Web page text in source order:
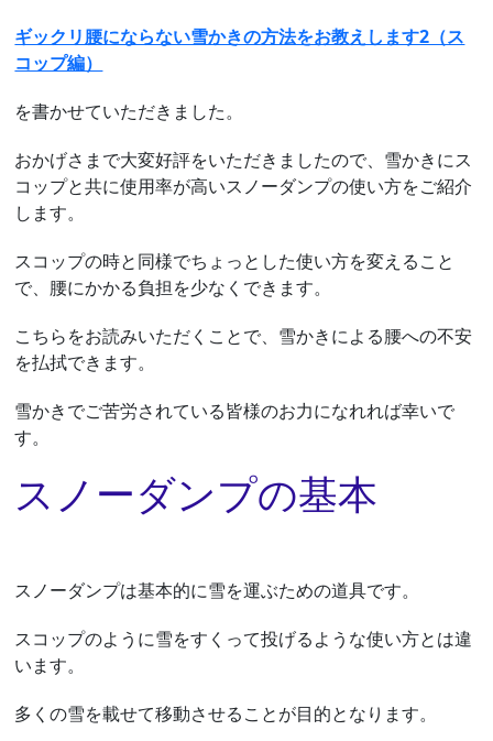
ギックリ腰にならない雪かきの方法をお教えします2（ス
コップ編）
を書かせていただきました。
おかげさまで大変好評をいただきましたので、雪かきにス
コップと共に使用率が高いスノーダンプの使い方をご紹介
します。
スコップの時と同様でちょっとした使い方を変えること
で、腰にかかる負担を少なくできます。
こちらをお読みいただくことで、雪かきによる腰への不安
を払拭できます。
雪かきでご苦労されている皆様のお力になれれば幸いで
す。
スノーダンプの基本
スノーダンプは基本的に雪を運ぶための道具です。
スコップのように雪をすくって投げるような使い方とは違
います。
多くの雪を載せて移動させることが目的となります。